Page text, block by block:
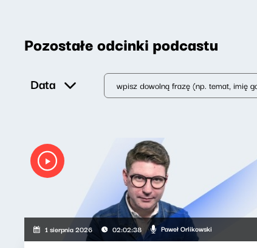
Pozostałe odcinki podcastu
Data
1 sierpnia 2026 02:02:38 Paweł Orlikowski